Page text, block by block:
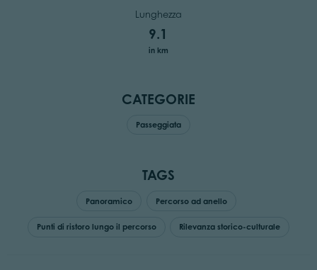
Lunghezza
9.1
in km
CATEGORIE
Passeggiata
TAGS
Panoramico Percorso ad anello
Punti di ristoro lungo il percorso Rilevanza storico-culturale